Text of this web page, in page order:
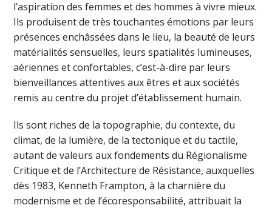
l’aspiration des femmes et des hommes à vivre mieux.
Ils produisent de très touchantes émotions par leurs
présences enchâssées dans le lieu, la beauté de leurs
matérialités sensuelles, leurs spatialités lumineuses,
aériennes et confortables, c’est-à-dire par leurs
bienveillances attentives aux êtres et aux sociétés
remis au centre du projet d’établissement humain.
Ils sont riches de la topographie, du contexte, du
climat, de la lumière, de la tectonique et du tactile,
autant de valeurs aux fondements du Régionalisme
Critique et de l’Architecture de Résistance, auxquelles
dès 1983, Kenneth Frampton, à la charnière du
modernisme et de l’écoresponsabilité, attribuait la